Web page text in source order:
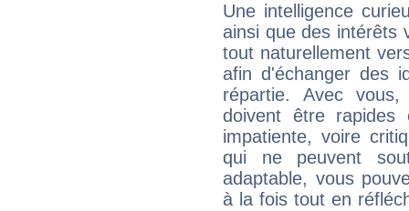
Une intelligence
ainsi que des intérêts
tout naturellement
afin d'échanger des
répartie. Avec
doivent être
impatiente, voire
qui ne peuvent
adaptable, vous
à la fois tout en